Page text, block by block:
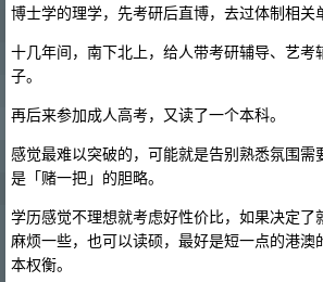
博士学的理学，先考研后直博，去过体制相关
十几年间，南下北上，给人带考研辅导、艺考
子。
再后来参加成人高考，又读了一个本科。
感觉最难以突破的，可能就是告别熟悉氛围需
是「赌一把」的胆略。
学历感觉不理想就考虑好性价比，如果决定了
麻烦一些，也可以读硕，最好是短一点的港澳
本权衡。